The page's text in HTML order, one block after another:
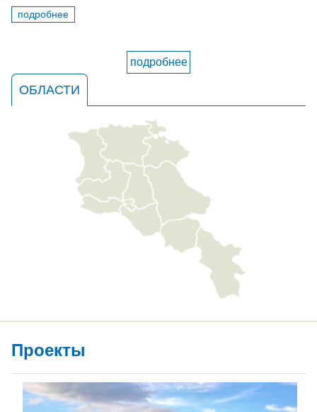
подробнее
подробнее
ОБЛАСТИ
Проекты